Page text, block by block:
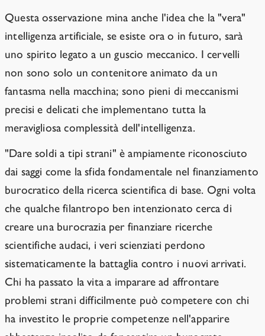
Questa osservazione mina anche l'idea che la "vera"
intelligenza artificiale, se esiste ora o in futuro, sarà
uno spirito legato a un guscio meccanico. I cervelli
non sono solo un contenitore animato da un
fantasma nella macchina; sono pieni di meccanismi
precisi e delicati che implementano tutta la
meravigliosa complessità dell'intelligenza.
"Dare soldi a tipi strani" è ampiamente riconosciuto
dai saggi come la sfida fondamentale nel finanziamento
burocratico della ricerca scientifica di base. Ogni volta
che qualche filantropo ben intenzionato cerca di
creare una burocrazia per finanziare ricerche
scientifiche audaci, i veri scienziati perdono
sistematicamente la battaglia contro i nuovi arrivati.
Chi ha passato la vita a imparare ad affrontare
problemi strani difficilmente può competere con chi
ha investito le proprie competenze nell'apparire